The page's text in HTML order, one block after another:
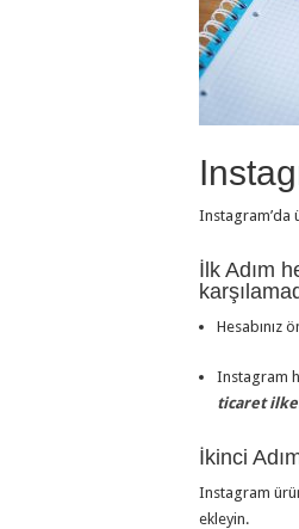
Instagram’da
İlk Adım
Hesabınız
Instagram
ticaret
İkinci
Instagram
ekleyin.